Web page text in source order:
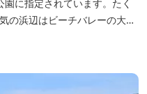
に指定されています。たく
の浜辺はビーチバレーの大会
は絶好のポイントです。 夏
行われ潮干狩りシーズンが
ごろまで楽しむことができま